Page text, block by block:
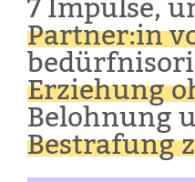
Partner:in
Erziehung
Belohnung
Bestrafung